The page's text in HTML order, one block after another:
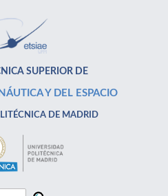
SUPERIOR DE
Y DEL ESPACIO
DE MADRID